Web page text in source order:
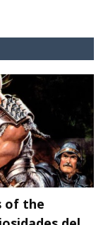
of the